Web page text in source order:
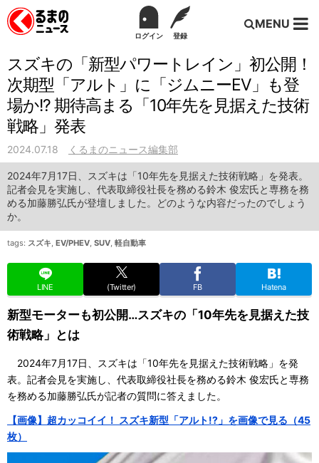
ログイン 登録
MENU
スズキの「新型パワートレイン」初公開！
次期型「アルト」に「ジムニーEV」も登
場か!? 期待高まる「10年先を見据えた技術
戦略」発表
2024.07.18 くるまのニュース編集部
2024年7月17日、スズキは「10年先を見据えた技術戦略」を発表。
記者会見を実施し、代表取締役社長を務める鈴木 俊宏氏と専務を務
める加藤勝弘氏が登壇しました。どのような内容だったのでしょう
か。
tags: スズキ, EV/PHEV, SUV, 軽自動車
LINE (Twitter) FB Hatena
新型モーターも初公開…スズキの「10年先を見据えた技
術戦略」とは
2024年7月17日、スズキは「10年先を見据えた技術戦略」を発
表。記者会見を実施し、代表取締役社長を務める鈴木 俊宏氏と専務
を務める加藤勝弘氏が記者の質問に答えました。
【画像】超カッコイイ！ スズキ新型「アルト!?」を画像で見る（45
枚）